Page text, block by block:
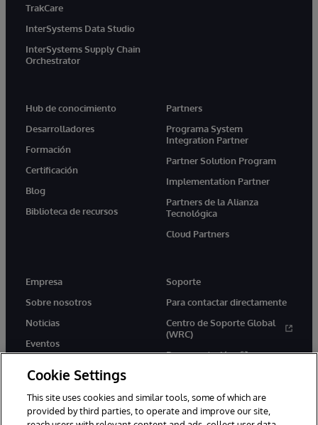
TrakCare
InterSystems Data Studio
InterSystems Supply Chain
Orchestrator
Hub de conocimiento
Desarrolladores
Formación
Certificación
Blog
Biblioteca de recursos
Partners
Programa System
Integration Partner
Partner Solution Program
Implementation Partner
Partners de la Alianza
Tecnológica
Cloud Partners
Empresa
Sobre nosotros
Noticias
Eventos
Soporte
Para contactar directamente
Centro de Soporte Global
(WRC)
Documentación
Cookie Settings
This site uses cookies and similar tools, some of which are
provided by third parties, to operate and improve our site,